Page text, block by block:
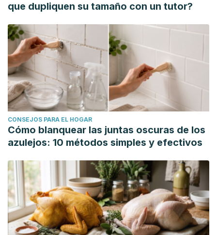
que dupliquen su tamaño con un tutor?
CONSEJOS PARA EL HOGAR
Cómo blanquear las juntas oscuras de los
azulejos: 10 métodos simples y efectivos